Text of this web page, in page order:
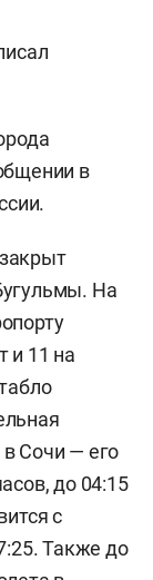
в
На
и 11 на
Сочи — его
до 04:15
с
Также до